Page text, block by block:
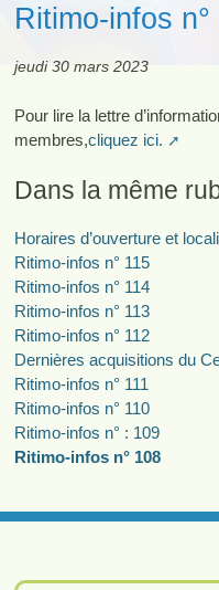
Ritimo-infos n°
jeudi 30 mars 2023
Pour lire la lettre
membres,cliquez ici.
Dans la même
Horaires d’ouverture et
Ritimo-infos n° 115
Ritimo-infos n° 114
Ritimo-infos n° 113
Ritimo-infos n° 112
Dernières acquisitions du
Ritimo-infos n° 111
Ritimo-infos n° 110
Ritimo-infos n° : 109
Ritimo-infos n° 108